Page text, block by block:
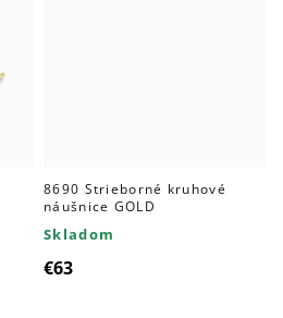
8690 Strieborné kruhové
náušnice GOLD
Skladom
€63